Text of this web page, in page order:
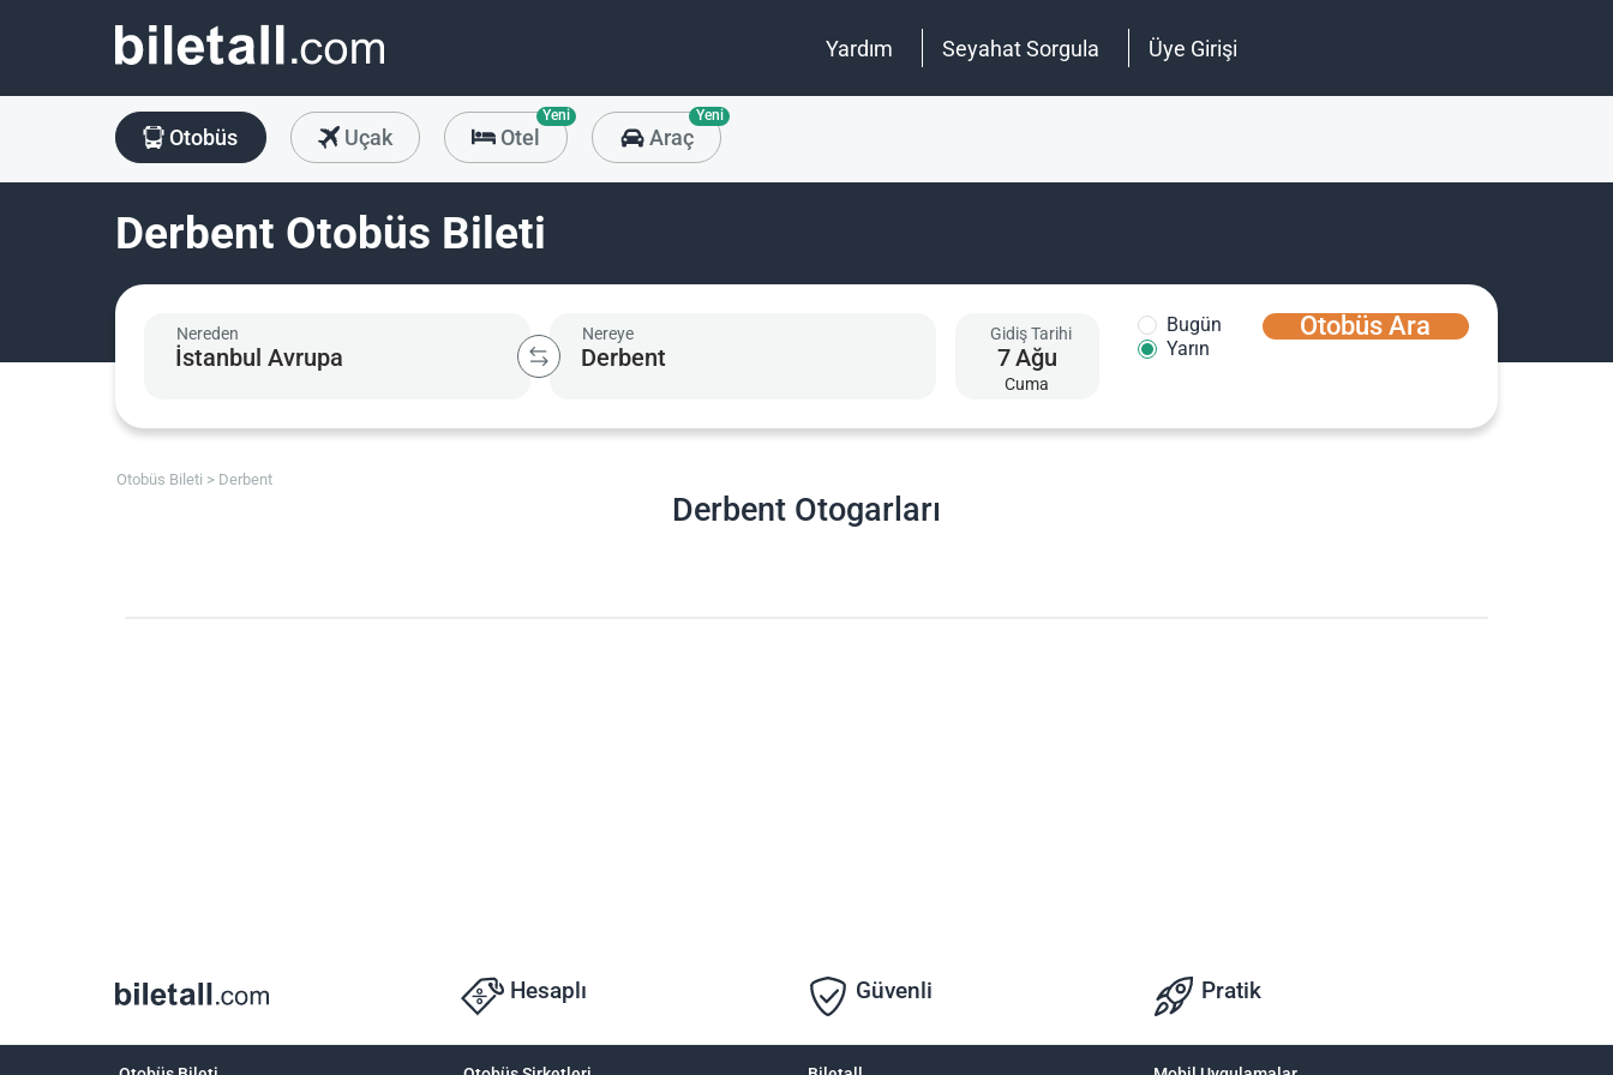
Yardım Seyahat Sorgula Üye Girişi
Otobüs Uçak Otel
Yeni
Araç
Yeni
Derbent Otobüs Bileti
Nereden Nereye Gidiş Tarihi
7Ağu
Cuma
Bugün
Yarın
Otobüs Ara
Otobüs Bileti Derbent
Derbent Otogarları
Hesaplı Güvenli Pratik